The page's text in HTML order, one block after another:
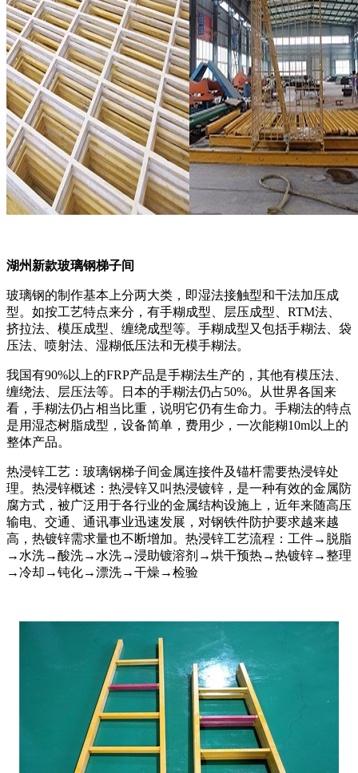
湖州新款玻璃钢梯子间
玻璃钢的制作基本上分两大类，即湿法接触型和干法加压成
型。如按工艺特点来分，有手糊成型、层压成型、RTM法、
挤拉法、模压成型、缠绕成型等。手糊成型又包括手糊法、袋
压法、喷射法、湿糊低压法和无模手糊法。
我国有90%以上的FRP产品是手糊法生产的，其他有模压法、
缠绕法、层压法等。日本的手糊法仍占50%。从世界各国来
看，手糊法仍占相当比重，说明它仍有生命力。手糊法的特点
是用湿态树脂成型，设备简单，费用少，一次能糊10m以上的
整体产品。
热浸锌工艺：玻璃钢梯子间金属连接件及锚杆需要热浸锌处
理。热浸锌概述：热浸锌又叫热浸镀锌，是一种有效的金属防
腐方式，被广泛用于各行业的金属结构设施上，近年来随高压
输电、交通、通讯事业迅速发展，对钢铁件防护要求越来越
高，热镀锌需求量也不断增加。热浸锌工艺流程：工件→脱脂
→水洗→酸洗→水洗→浸助镀溶剂→烘干预热→热镀锌→整理
→冷却→钝化→漂洗→干燥→检验